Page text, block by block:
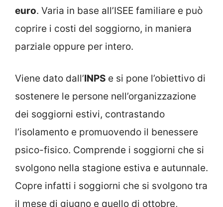
euro. Varia in base all’ISEE familiare e può
coprire i costi del soggiorno, in maniera
parziale oppure per intero.
Viene dato dall’INPS e si pone l’obiettivo di
sostenere le persone nell’organizzazione
dei soggiorni estivi, contrastando
l’isolamento e promuovendo il benessere
psico-fisico. Comprende i soggiorni che si
svolgono nella stagione estiva e autunnale.
Copre infatti i soggiorni che si svolgono tra
il mese di giugno e quello di ottobre,